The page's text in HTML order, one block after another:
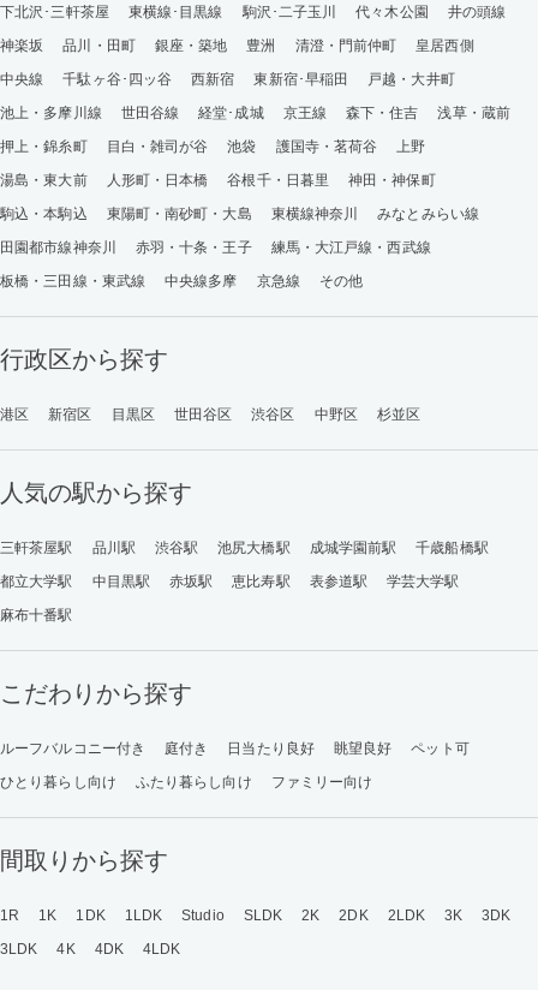
下北沢･三軒茶屋
東横線･目黒線 駒沢･二子玉川 代々木公園
井の頭線
神楽坂
品川・田町 銀座・築地 豊洲 清澄・門前仲町
皇居西側
中央線
千駄ヶ谷･四ッ谷 西新宿 東新宿･早稲田
戸越・大井町
池上・多摩川線
世田谷線 経堂･成城 京王線 森下・住吉
浅草・蔵前
押上・錦糸町
目白・雑司が谷 池袋 護国寺・茗荷谷
上野
湯島・東大前
人形町・日本橋 谷根千・日暮里
神田・神保町
駒込・本駒込
東陽町・南砂町・大島 東横線神奈川
みなとみらい線
田園都市線神奈川
赤羽・十条・王子
練馬・大江戸線・西武線
板橋・三田線・東武線
中央線多摩 京急線 その他
行政区から探す
港区 新宿区 目黒区 世田谷区 渋谷区 中野区 杉並区
人気の駅から探す
三軒茶屋駅 品川駅 渋谷駅 池尻大橋駅 成城学園前駅
千歳船橋駅
都立大学駅
中目黒駅 赤坂駅 恵比寿駅 表参道駅
学芸大学駅
麻布十番駅
こだわりから探す
ルーフバルコニー付き 庭付き 日当たり良好 眺望良好
ペット可
ひとり暮らし向け
ふたり暮らし向け ファミリー向け
間取りから探す
1R 1K 1DK 1LDK Studio SLDK 2K 2DK 2LDK 3K
3DK
3LDK
4K 4DK 4LDK